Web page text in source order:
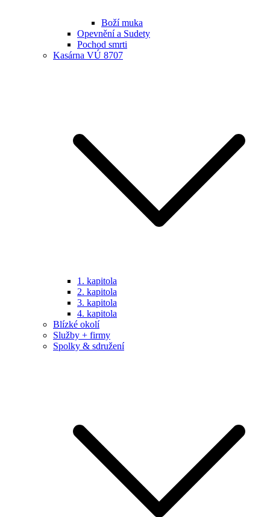
Boží muka
Opevnění a Sudety
Pochod smrti
Kasárna VÚ 8707
1. kapitola
2. kapitola
3. kapitola
4. kapitola
Blízké okolí
Služby + firmy
Spolky & sdružení